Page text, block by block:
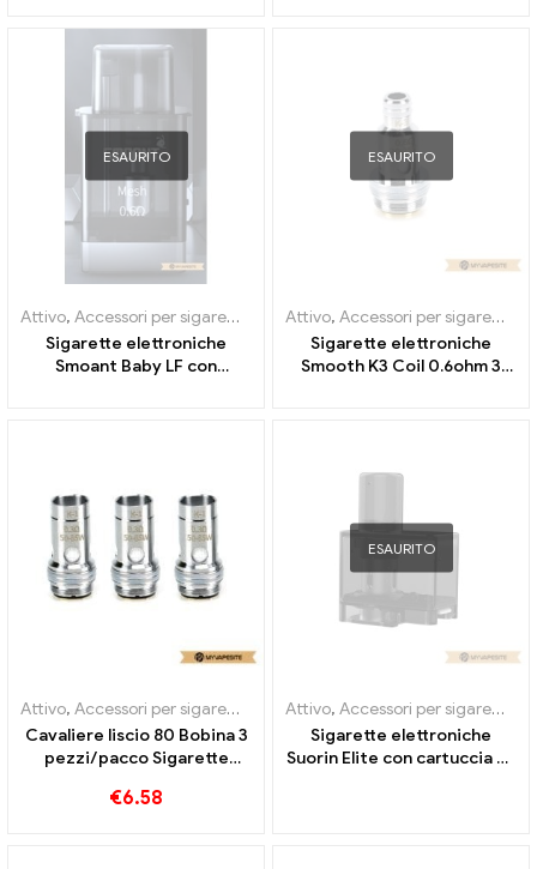
ESAURITO
Attivo, Accessori per sigarette elettroniche ,Evaporatore
Sigarette elettroniche
Smoant Baby LF con
ESAURITO
Attivo, Accessori per sigarette elettroniche
Sigarette elettroniche
Smooth K3 Coil 0.6ohm 3
Attivo, Accessori per sigarette elettroniche ,Evaporatore
Cavaliere liscio 80 Bobina 3
pezzi/pacco Sigarette
Personalizzato
€6.58
ESAURITO
Attivo, Accessori per sigarette elettroniche
Sigarette elettroniche
Suorin Elite con cartuccia da